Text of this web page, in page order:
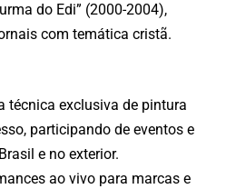
do Edi” (2000-2004),
com temática cristã.
técnica exclusiva de pintura
participando de eventos e
e no exterior.
ao vivo para marcas e